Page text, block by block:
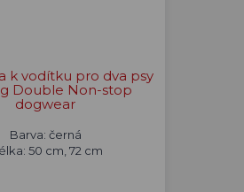
k vodítku pro dva psy
Double Non-stop
dogwear
Barva: černá
50 cm, 72 cm